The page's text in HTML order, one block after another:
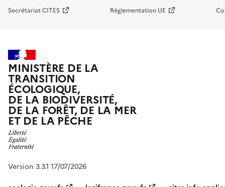
Secrétariat CITES Réglementation UE
MINISTÈRE DE LA
TRANSITION
ÉCOLOGIQUE,
DE LA BIODIVERSITÉ,
DE LA FORÊT, DE LA MER
ET DE LA PÊCHE
Version 3.3.1 17/07/2026